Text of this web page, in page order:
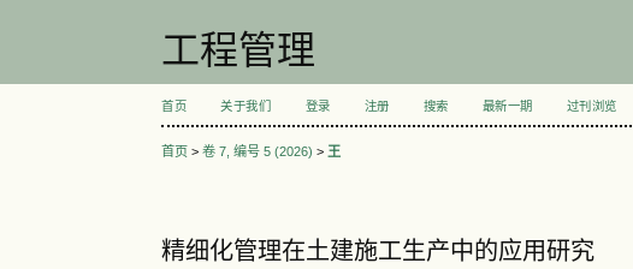
工程管理
首页 关于我们 登录 注册 搜索 最新一期 过刊浏览
首页 >卷 7, 编号 5 (2026) > 王
精细化管理在土建施工生产中的应用研究